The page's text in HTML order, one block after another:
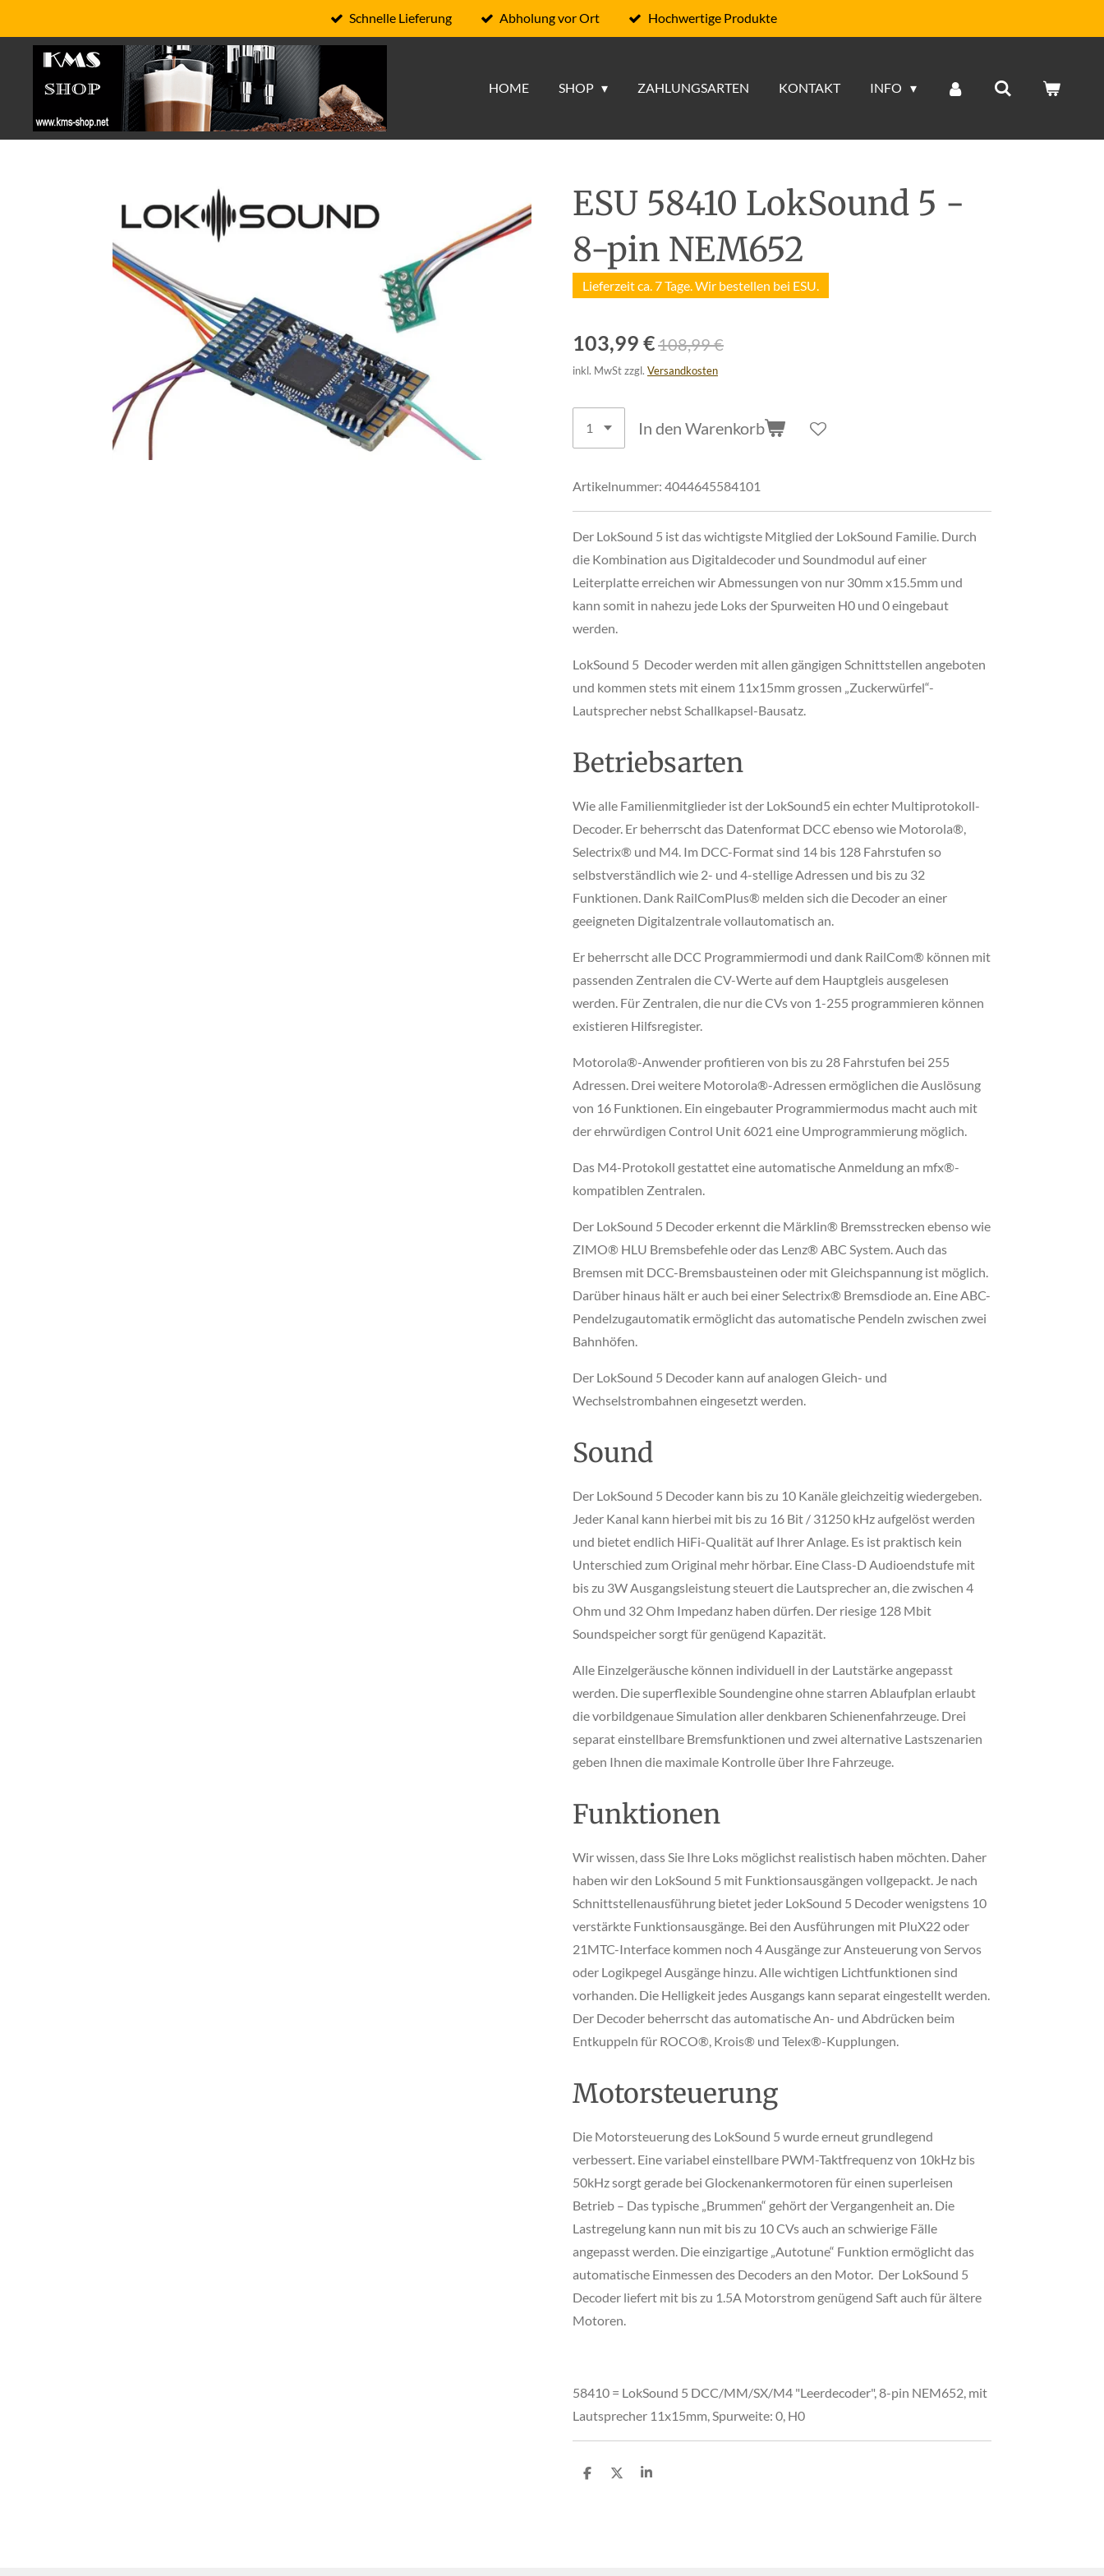
Hauptinhalt
springen
Schnelle Lieferung Abholung vor Ort Hochwertige Produkte
HOME SHOP ZAHLUNGSARTEN KONTAKT INFO
ESU 58410 LokSound 5 -
8-pin NEM652
Lieferzeit ca. 7 Tage. Wir bestellen bei ESU.
103,99 €108,99 €
inkl. MwSt zzgl. Versandkosten
In den Warenkorb
Artikelnummer: 4044645584101
Der LokSound 5 ist das wichtigste Mitglied der LokSound Familie. Durch
die Kombination aus Digitaldecoder und Soundmodul auf einer
Leiterplatte erreichen wir Abmessungen von nur 30mm x15.5mm und
kann somit in nahezu jede Loks der Spurweiten H0 und 0 eingebaut
werden.
LokSound 5 Decoder werden mit allen gängigen Schnittstellen angeboten
und kommen stets mit einem 11x15mm grossen „Zuckerwürfel“-
Lautsprecher nebst Schallkapsel-Bausatz.
Betriebsarten
Wie alle Familienmitglieder ist der LokSound5 ein echter Multiprotokoll-
Decoder. Er beherrscht das Datenformat DCC ebenso wie Motorola®,
Selectrix® und M4. Im DCC-Format sind 14 bis 128 Fahrstufen so
selbstverständlich wie 2- und 4-stellige Adressen und bis zu 32
Funktionen. Dank RailComPlus® melden sich die Decoder an einer
geeigneten Digitalzentrale vollautomatisch an.
Er beherrscht alle DCC Programmiermodi und dank RailCom® können mit
passenden Zentralen die CV-Werte auf dem Hauptgleis ausgelesen
werden. Für Zentralen, die nur die CVs von 1-255 programmieren können
existieren Hilfsregister.
Motorola®-Anwender profitieren von bis zu 28 Fahrstufen bei 255
Adressen. Drei weitere Motorola®-Adressen ermöglichen die Auslösung
von 16 Funktionen. Ein eingebauter Programmiermodus macht auch mit
der ehrwürdigen Control Unit 6021 eine Umprogrammierung möglich.
Das M4-Protokoll gestattet eine automatische Anmeldung an mfx®-
kompatiblen Zentralen.
Der LokSound 5 Decoder erkennt die Märklin® Bremsstrecken ebenso wie
ZIMO® HLU Bremsbefehle oder das Lenz® ABC System. Auch das
Bremsen mit DCC-Bremsbausteinen oder mit Gleichspannung ist möglich.
Darüber hinaus hält er auch bei einer Selectrix® Bremsdiode an. Eine ABC-
Pendelzugautomatik ermöglicht das automatische Pendeln zwischen zwei
Bahnhöfen.
Der LokSound 5 Decoder kann auf analogen Gleich- und
Wechselstrombahnen eingesetzt werden.
Sound
Der LokSound 5 Decoder kann bis zu 10 Kanäle gleichzeitig wiedergeben.
Jeder Kanal kann hierbei mit bis zu 16 Bit / 31250 kHz aufgelöst werden
und bietet endlich HiFi-Qualität auf Ihrer Anlage. Es ist praktisch kein
Unterschied zum Original mehr hörbar. Eine Class-D Audioendstufe mit
bis zu 3W Ausgangsleistung steuert die Lautsprecher an, die zwischen 4
Ohm und 32 Ohm Impedanz haben dürfen. Der riesige 128 Mbit
Soundspeicher sorgt für genügend Kapazität.
Alle Einzelgeräusche können individuell in der Lautstärke angepasst
werden. Die superflexible Soundengine ohne starren Ablaufplan erlaubt
die vorbildgenaue Simulation aller denkbaren Schienenfahrzeuge. Drei
separat einstellbare Bremsfunktionen und zwei alternative Lastszenarien
geben Ihnen die maximale Kontrolle über Ihre Fahrzeuge.
Funktionen
Wir wissen, dass Sie Ihre Loks möglichst realistisch haben möchten. Daher
haben wir den LokSound 5 mit Funktionsausgängen vollgepackt. Je nach
Schnittstellenausführung bietet jeder LokSound 5 Decoder wenigstens 10
verstärkte Funktionsausgänge. Bei den Ausführungen mit PluX22 oder
21MTC-Interface kommen noch 4 Ausgänge zur Ansteuerung von Servos
oder Logikpegel Ausgänge hinzu. Alle wichtigen Lichtfunktionen sind
vorhanden. Die Helligkeit jedes Ausgangs kann separat eingestellt werden.
Der Decoder beherrscht das automatische An- und Abdrücken beim
Entkuppeln für ROCO®, Krois® und Telex®-Kupplungen.
Motorsteuerung
Die Motorsteuerung des LokSound 5 wurde erneut grundlegend
verbessert. Eine variabel einstellbare PWM-Taktfrequenz von 10kHz bis
50kHz sorgt gerade bei Glockenankermotoren für einen superleisen
Betrieb – Das typische „Brummen“ gehört der Vergangenheit an. Die
Lastregelung kann nun mit bis zu 10 CVs auch an schwierige Fälle
angepasst werden. Die einzigartige „Autotune“ Funktion ermöglicht das
automatische Einmessen des Decoders an den Motor. Der LokSound 5
Decoder liefert mit bis zu 1.5A Motorstrom genügend Saft auch für ältere
Motoren.
58410 = LokSound 5 DCC/MM/SX/M4 "Leerdecoder", 8-pin NEM652, mit
Lautsprecher 11x15mm, Spurweite: 0, H0
T
T
T